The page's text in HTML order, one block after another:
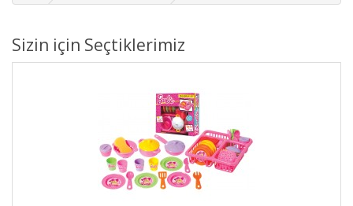
Sizin için Seçtiklerimiz